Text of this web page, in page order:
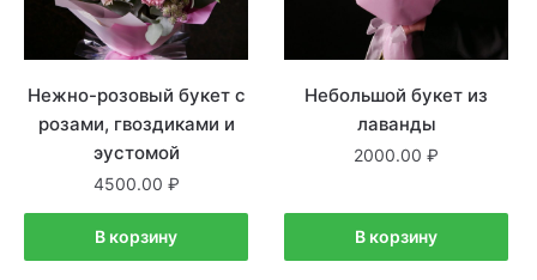
Нежно-розовый букет с
розами, гвоздиками и
эустомой
4500.00
В корзину
Небольшой букет из
лаванды
2000.00
В корзину